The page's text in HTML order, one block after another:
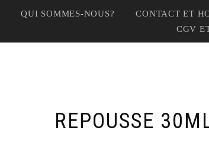
QUI SOMMES-NOUS? CONTACT ET
CGV
REPOUSSE